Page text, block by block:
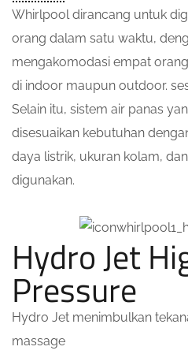
Whirlpool dirancang untuk
orang dalam satu waktu,
mengakomodasi empat
di indoor maupun outdoor.
Selain itu, sistem air panas
disesuaikan kebutuhan
daya listrik, ukuran kolam,
digunakan.
Hydro Jet
Pressure
Hydro Jet menimbulkan
massage